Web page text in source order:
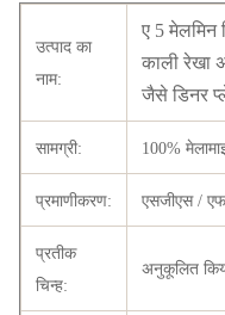
उत्पाद का
नाम:
ए 5 मेलमिन
काली रेखा
जैसे डिनर
सामग्री: 100%
प्रमाणीकरण: एसजीएस /
प्रतीक
चिन्ह:
अनुकूलित